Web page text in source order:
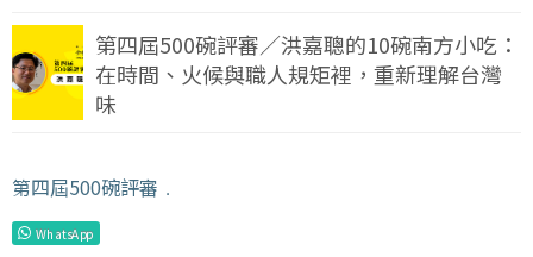
第四屆500碗評審／洪嘉聰的10碗南方小吃：
在時間、火候與職人規矩裡，重新理解台灣
味
第四屆500碗評審 ﹒
WhatsApp